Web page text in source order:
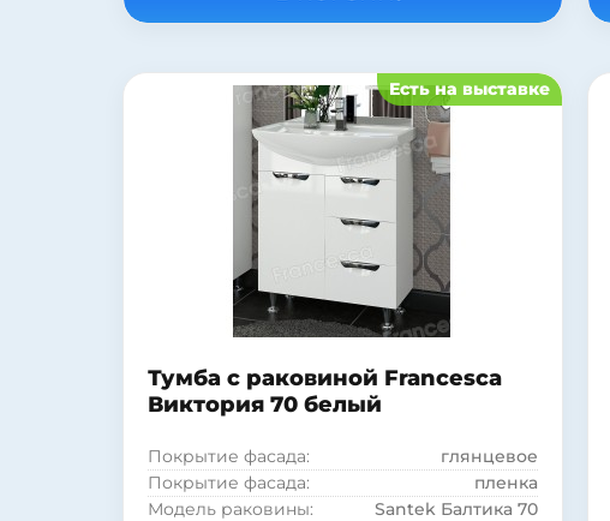
Материал корпуса:
ДСП
Материал фасада:
МДФ
Покрытие корпуса:
Покрытие корпуса:
Форма раковины:
полукруглая
Материал раковины:
Есть на выставке
Тумба с раковиной Francesca
Виктория 70 белый
Покрытие фасада:
глянцевое
Покрытие фасада:
пленка
Модель раковины:
Santek Балтика 70